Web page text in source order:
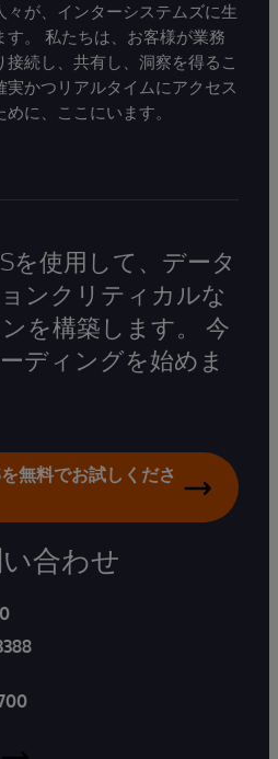
が、インターシステムズに生
。 私たちは、お客様が業務
続し、共有し、洞察を得るこ
実かつリアルタイムにアクセス
に、ここにいます。
を使用して、データ
ンクリティカルな
を構築します。 今
ディングを始めま
無料でお試しくださ
合わせ